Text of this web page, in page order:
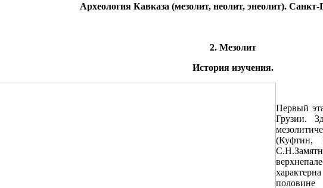
Археология Кавказа (мезолит, неолит, энеолит). Санкт-
2. Мезолит
История изучения.
Первый
Грузии.
(Куфтин,